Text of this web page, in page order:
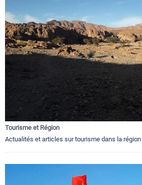
Tourisme et Région
Actualités et articles sur tourisme dans la